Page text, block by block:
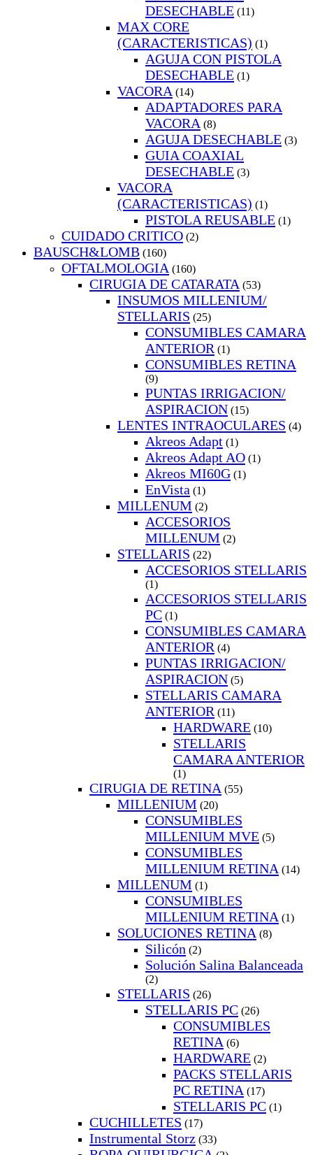
DESECHABLE (11)
MAX CORE
(CARACTERISTICAS) (1)
AGUJA CON PISTOLA
DESECHABLE (1)
VACORA (14)
ADAPTADORES PARA
VACORA (8)
AGUJA DESECHABLE (3)
GUIA COAXIAL
DESECHABLE (3)
VACORA
(CARACTERISTICAS) (1)
PISTOLA REUSABLE (1)
CUIDADO CRITICO (2)
BAUSCH&LOMB (160)
OFTALMOLOGIA (160)
CIRUGIA DE CATARATA (53)
INSUMOS MILLENIUM/
STELLARIS (25)
CONSUMIBLES CAMARA
ANTERIOR (1)
CONSUMIBLES RETINA
(9)
PUNTAS IRRIGACION/
ASPIRACION (15)
LENTES INTRAOCULARES (4)
Akreos Adapt (1)
Akreos Adapt AO (1)
Akreos MI60G (1)
EnVista (1)
MILLENUM (2)
ACCESORIOS
MILLENUM (2)
STELLARIS (22)
ACCESORIOS STELLARIS
(1)
ACCESORIOS STELLARIS
PC (1)
CONSUMIBLES CAMARA
ANTERIOR (4)
PUNTAS IRRIGACION/
ASPIRACION (5)
STELLARIS CAMARA
ANTERIOR (11)
HARDWARE (10)
STELLARIS
CAMARA ANTERIOR
(1)
CIRUGIA DE RETINA (55)
MILLENIUM (20)
CONSUMIBLES
MILLENIUM MVE (5)
CONSUMIBLES
MILLENIUM RETINA (14)
MILLENUM (1)
CONSUMIBLES
MILLENIUM RETINA (1)
SOLUCIONES RETINA (8)
Silicón (2)
Solución Salina Balanceada
(2)
STELLARIS (26)
STELLARIS PC (26)
CONSUMIBLES
RETINA (6)
HARDWARE (2)
PACKS STELLARIS
PC RETINA (17)
STELLARIS PC (1)
CUCHILLETES (17)
Instrumental Storz (33)